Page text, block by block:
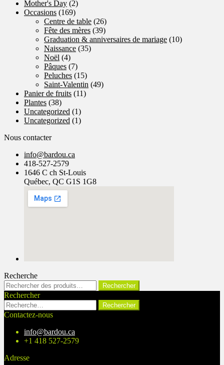
Mother's Day (2)
Occasions (169)
Centre de table (26)
Fête des mères (39)
Graduation & anniversaires de mariage (10)
Naissance (35)
Noël (4)
Pâques (7)
Peluches (15)
Saint-Valentin (49)
Panier de fruits (11)
Plantes (38)
Uncategorized (1)
Uncategorized (1)
Nous contacter
info@bardou.ca
418-527-2579
1646 C ch St-Louis
Québec, QC G1S 1G8
Recherche
Rechercher :
Rechercher
Rechercher
Rechercher :
Contactez-nous
info@bardou.ca
+1 418 527-2579
Adresse